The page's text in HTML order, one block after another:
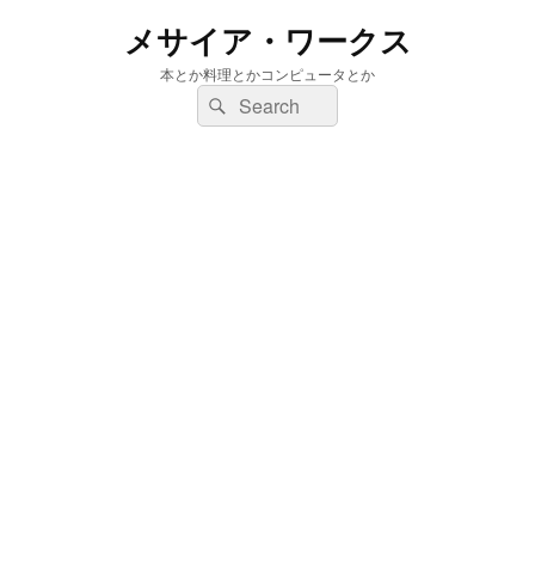
メサイア・ワークス
本とか料理とかコンピュータとか
検
索:
検
索